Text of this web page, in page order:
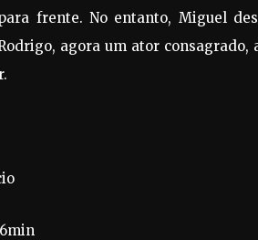
frente. No entanto, Miguel
agora um ator